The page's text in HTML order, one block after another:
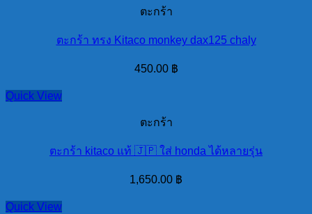
ตะกร้า
ตะกร้า ทรง Kitaco monkey dax125 chaly
450.00 ฿
Quick View
ตะกร้า
ตะกร้า kitaco แท้ 🇯🇵 ใส่ honda ได้หลายรุ่น
1,650.00 ฿
Quick View